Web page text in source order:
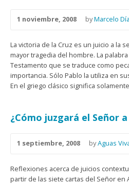
1 noviembre, 2008 byMarcelo
La victoria de la Cruz es un juicio a la
mayor tragedia del hombre. La
Testamento que se traduce como
importancia. Sólo Pablo la utiliza en
En el griego clásico significa
¿Cómo juzgará el Señor
1 septiembre, 2008 byAguas
Reflexiones acerca de juicios
partir de las siete cartas del Señor en